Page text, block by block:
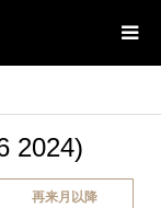
2024)
再来月以降